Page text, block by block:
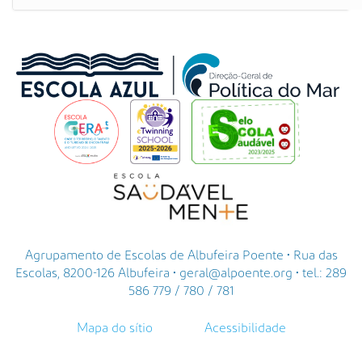
Agrupamento de Escolas de Albufeira Poente • Rua das
Escolas, 8200-126 Albufeira • geral@alpoente.org • tel.: 289
586 779 / 780 / 781
Mapa do sítio Acessibilidade